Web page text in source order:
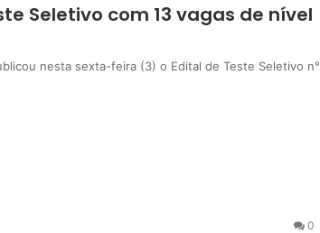
Seletivo com 13 vagas de nível
nesta sexta-feira (3) o Edital de Teste Seletivo n°
0